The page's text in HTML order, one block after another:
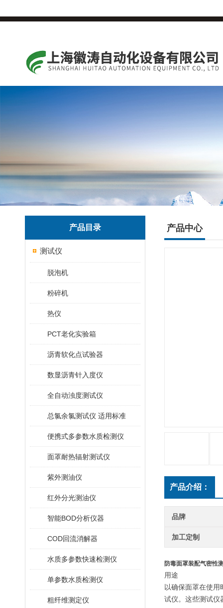
产品目录
测试仪
脱泡机
粉碎机
热仪
PCT老化实验箱
沥青软化点试验器
数显沥青针入度仪
全自动浊度测试仪
总氯余氯测试仪 适用标准
便携式多参数水质检测仪
面罩耐热辐射测试仪
紫外测油仪
红外分光测油仪
智能BOD分析仪器
COD回流消解器
水质多参数快速检测仪
单参数水质检测仪
粗纤维测定仪
产品中心
产品介绍：
品牌
加工定制
防毒面罩装配气密性
用途
以确保面罩在使
试仪。这些测试仪